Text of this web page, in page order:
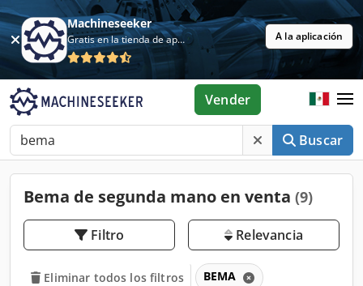
Machineseeker
Gratis en la tienda de aplicaciones A la aplicación
Buscar
Vender
Bema de segunda mano en venta (9)
Filtro Relevancia
Eliminar todos los filtros BEMA